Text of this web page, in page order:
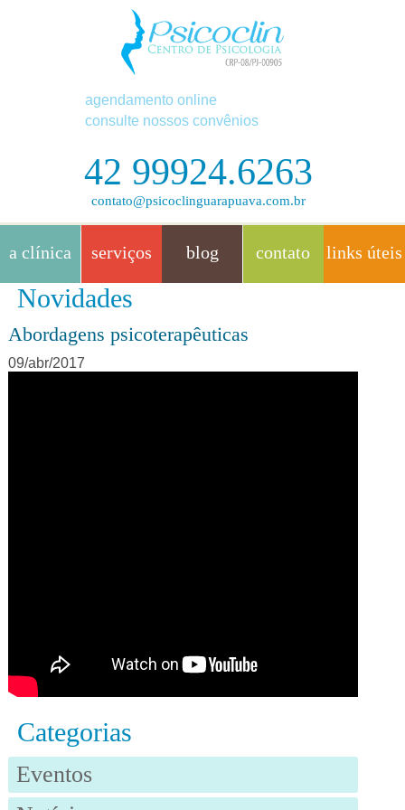
agendamento online
consulte nossos convênios
42 99924.6263
contato@psicoclinguarapuava.com.br
a clínica serviços blog contato links úteis
Novidades
Abordagens psicoterapêuticas
09/abr/2017
Categorias
Eventos